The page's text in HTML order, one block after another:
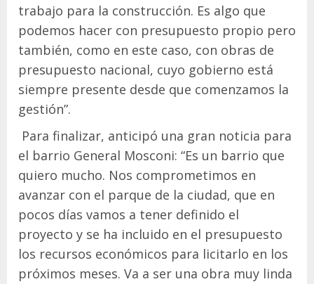
trabajo para la construcción. Es algo que
podemos hacer con presupuesto propio pero
también, como en este caso, con obras de
presupuesto nacional, cuyo gobierno está
siempre presente desde que comenzamos la
gestión”.
Para finalizar, anticipó una gran noticia para
el barrio General Mosconi: “Es un barrio que
quiero mucho. Nos comprometimos en
avanzar con el parque de la ciudad, que en
pocos días vamos a tener definido el
proyecto y se ha incluido en el presupuesto
los recursos económicos para licitarlo en los
próximos meses. Va a ser una obra muy linda